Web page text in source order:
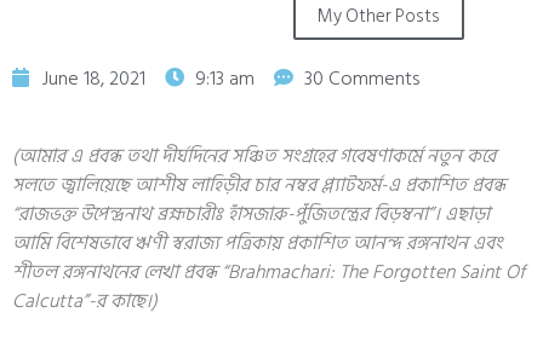
My Other Posts
June 18, 2021 9:13 am 30 Comments
(আমার এ প্রবন্ধ তথা দীর্ঘদিনের সঞ্চিত সংগ্রহের গবেষণাকর্মে নতুন করে
সলতে জ্বালিয়েছে আশীষ লাহিড়ীর চার নম্বর প্ল্যাটফর্ম-এ প্রকাশিত প্রবন্ধ
“রাজভক্ত উপেন্দ্রনাথ ব্রহ্মচারীঃ হাঁসজারু-পুঁজিতন্ত্রের বিড়ম্বনা”। এছাড়া
আমি বিশেষভাবে ঋণী স্বরাজ্য পত্রিকায় প্রকাশিত আনন্দ রঙ্গনাথন এবং
শীতল রঙ্গনাথনের লেখা প্রবন্ধ “Brahmachari: The Forgotten Saint Of
Calcutta”-র কাছে।)